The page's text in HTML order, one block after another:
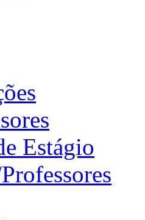
Estágio